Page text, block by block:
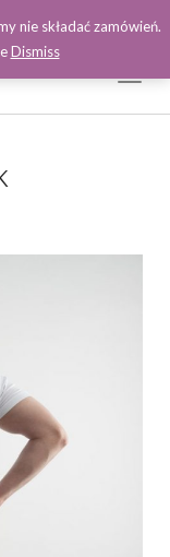
nie składać zamówień.
Dismiss